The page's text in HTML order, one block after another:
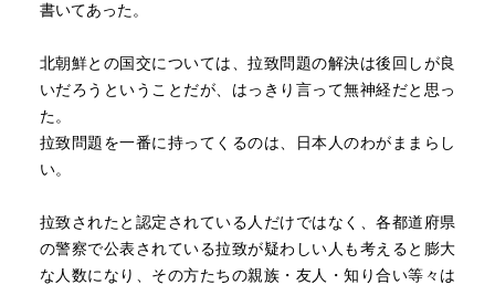
書いてあった。
北朝鮮との国交については、拉致問題の解決は後回しが良
いだろうということだが、はっきり言って無神経だと思っ
た。
拉致問題を一番に持ってくるのは、日本人のわがままらし
い。
拉致されたと認定されている人だけではなく、各都道府県
の警察で公表されている拉致が疑わしい人も考えると膨大
な人数になり、その方たちの親族・友人・知り合い等々は